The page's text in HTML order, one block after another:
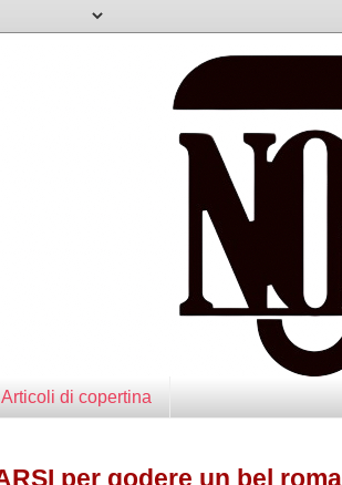
Articoli di copertina
per godere un bel